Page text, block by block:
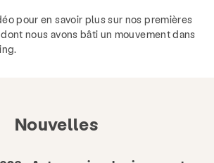
pour en savoir plus sur nos premières
nous avons bâti un mouvement dans
Nouvelles